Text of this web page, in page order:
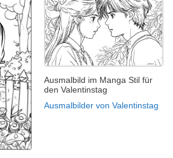
Ausmalbild im Manga Stil für
den Valentinstag
Ausmalbilder von Valentinstag